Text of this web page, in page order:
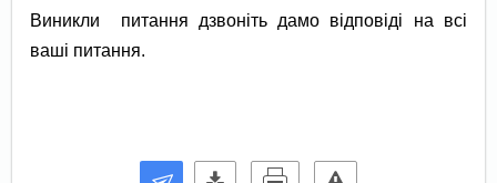
Виникли питання дзвоніть дамо відповіді на всі
ваші питання.